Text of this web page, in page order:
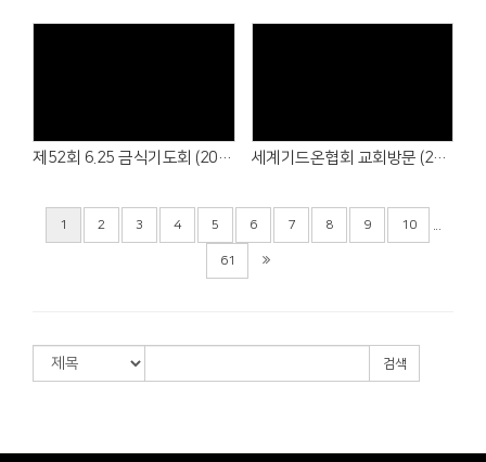
제52회 6.25 금식기도회 (2026. 6.21) 세계기드온협회 교회방문 (2026. 6.21)
1 2 3 4 5 6 7 8 9 10
61
검색